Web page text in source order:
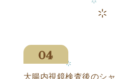
大腸内視鏡検査後のシャ